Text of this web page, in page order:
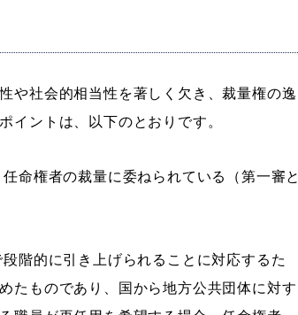
や社会的相当性を著しく欠き、裁量権の逸
イントは、以下のとおりです。
命権者の裁量に委ねられている（第一審と
階的に引き上げられることに対応するた
たものであり、国から地方公共団体に対す